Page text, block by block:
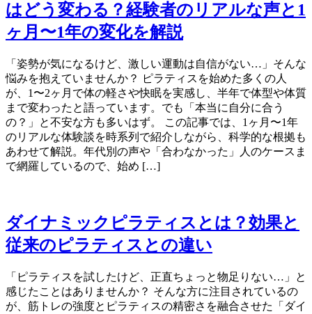
はどう変わる？経験者のリアルな声と1
ヶ月〜1年の変化を解説
「姿勢が気になるけど、激しい運動は自信がない…」そんな
悩みを抱えていませんか？ ピラティスを始めた多くの人
が、1〜2ヶ月で体の軽さや快眠を実感し、半年で体型や体質
まで変わったと語っています。でも「本当に自分に合う
の？」と不安な方も多いはず。 この記事では、1ヶ月〜1年
のリアルな体験談を時系列で紹介しながら、科学的な根拠も
あわせて解説。年代別の声や「合わなかった」人のケースま
で網羅しているので、始め […]
ダイナミックピラティスとは？効果と
従来のピラティスとの違い
「ピラティスを試したけど、正直ちょっと物足りない…」と
感じたことはありませんか？ そんな方に注目されているの
が、筋トレの強度とピラティスの精密さを融合させた「ダイ